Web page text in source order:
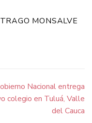
MONSALVE
Nacional entrega
colegio en Tuluá, Valle
del Cauca